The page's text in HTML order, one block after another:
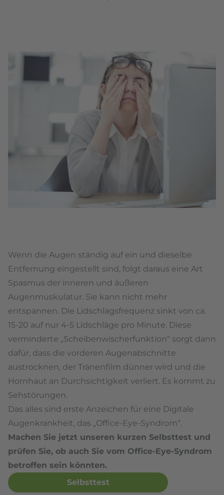
Wenn die Augen ständig auf ein und dieselbe
Entfernung eingestellt sind, folgt daraus eine Art
Spasmus der inneren und äußeren
Augenmuskulatur. Sie kann nicht mehr
entspannen. Die Lidschlagsfrequenz sinkt von ca.
15-20 auf nur 4-5 Lidschläge pro Minute. Diese
verminderte „Scheibenwischerfunktion“ sorgt dann
dafür, dass die vorderen Augenabschnitte
austrocknen, der Tränenfilm dünner wird und die
Hornhaut an Durchsichtigkeit verliert. Es kommt zu
Sehstörungen.
Das alles sind erste Anzeichen für eine Digitale
Augenkrankheit, das „Office-Eye-Syndrom“.
Machen Sie jetzt unseren kurzen Selbsttest und
prüfen Sie, ob auch Sie vom Office-Eye-Syndrom
betroffen sein könnten.
Selbsttest